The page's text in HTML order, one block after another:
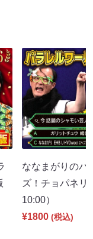
ななまがりのパ
ズ！チョパネ
10:00）
¥1800 (税込)